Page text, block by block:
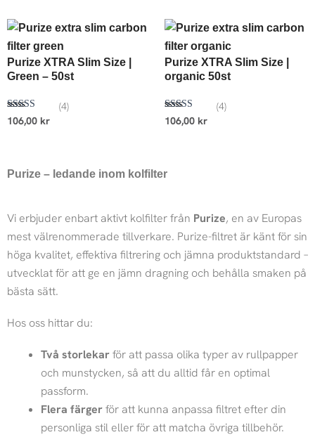
Purize XTRA Slim Size |
Green – 50st
Betygsatt
5.00
(4)
106,00 kr
Purize XTRA Slim Size |
organic 50st
Betygsatt
5.00
(4)
106,00 kr
Purize – ledande inom kolfilter
Vi erbjuder enbart aktivt kolfilter från Purize, en av Europas
mest välrenommerade tillverkare. Purize-filtret är känt för sin
höga kvalitet, effektiva filtrering och jämna produktstandard –
utvecklat för att ge en jämn dragning och behålla smaken på
bästa sätt.
Hos oss hittar du:
Två storlekarför att passa olika typer av rullpapper
och munstycken, så att du alltid får en optimal
passform.
Flera färgerför att kunna anpassa filtret efter din
personliga stil eller för att matcha övriga tillbehör.